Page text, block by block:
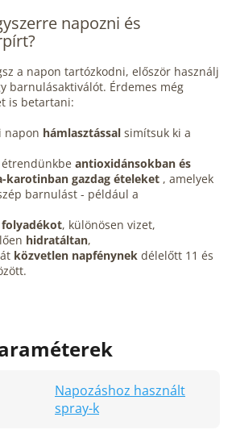
napozni és
a napon tartózkodni, először használj
barnulásaktiválót. Érdemes még
is betartani:
napon hámlasztással simítsuk ki a
antioxidánsokban és
karotinban gazdag ételeket , amelyek
barnulást - például a
, különösen vizet,
hidratáltan,
közvetlen napfénynek délelőtt 11 és
Napozáshoz használt
spray-k